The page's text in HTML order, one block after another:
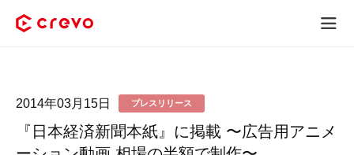
採用コンテンツ制作
サービス
『日本経済新聞本紙』に掲載 〜広告用アニメ
プレスリリース
2014年03月15日